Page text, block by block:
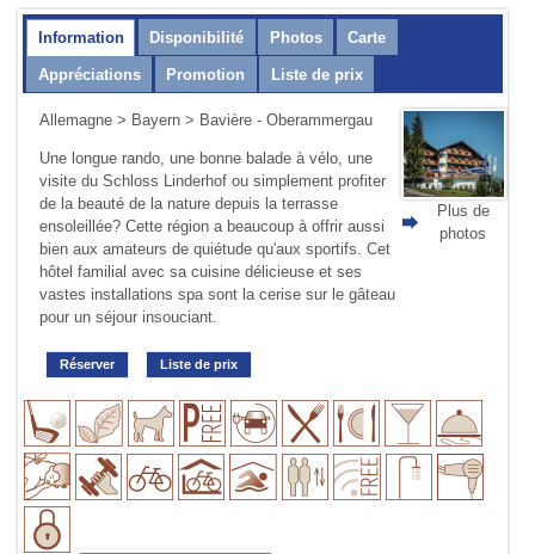
Information Disponibilité Photos Carte
Appréciations Promotion Liste de prix
Allemagne > Bayern > Bavière - Oberammergau
Une longue rando, une bonne balade à vélo, une
visite du Schloss Linderhof ou simplement profiter
de la beauté de la nature depuis la terrasse
ensoleillée? Cette région a beaucoup à offrir aussi
bien aux amateurs de quiétude qu'aux sportifs. Cet
hôtel familial avec sa cuisine délicieuse et ses
vastes installations spa sont la cerise sur le gâteau
pour un séjour insouciant.
Réserver Liste de prix
Plus de
photos